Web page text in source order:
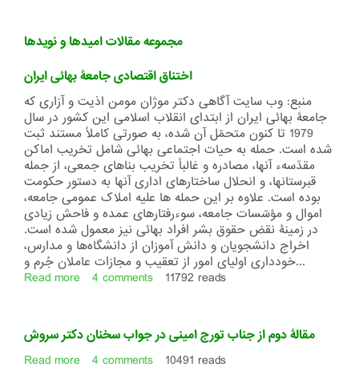
مجموعه مقالات امیدها و نویدها
اختناق اقتصادی جامعۀ بهائی ایران
منبع: وب سایت آگاهی دکتر موژان مومن اذیت و آزاری که
جامعۀ بهائی ایران از ابتدای انقلاب اسلامی این کشور در سال
1979 تا کنون متحمّل آن شده، به صورتی کاملاً مستند ثبت
شده است. حمله به حیات اجتماعی بهائی شامل تخریب اماکن
مقدّسهء آنها، مصادره و غالباً تخریب بناهای جمعی، از جمله
قبرستانها، و انحلال ساختارهای اداری آنها به دستور حکومت
بوده است. علاوه بر این حمله ها علیه املاک عمومی جامعه،
اموال و مؤسّسات جامعه، سوءرفتارهای عمده و فاحش زیادی
در زمینۀ نقض حقوق بشر افراد بهائی نیز معمول شده است.
اخراج دانشجویان و دانش آموزان از دانشگاه‌ها و مدارس،
خودداری اولیای امور از تعقیب و مجازات عاملان جُرم و...
Read more about
جامعۀ
بهائی
ایران
4 comments 11792 reads
مقالۀ دوم از جناب تورج امینی در جواب سخنان دکتر سروش
Read more about
4 comments 10491 reads